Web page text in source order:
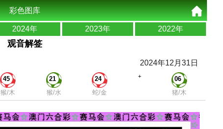
彩色图库
2024年 2023年 2022年
观音解签
2024年12月31日
45
猴/木
21
猴/水
24
蛇/金
+
06
猪/木